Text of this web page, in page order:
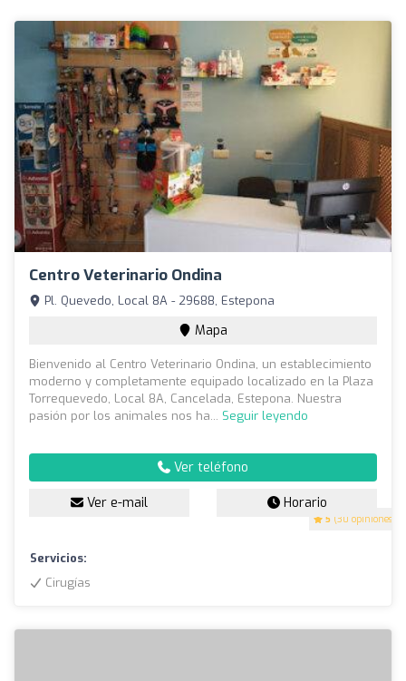
Centro Veterinario Ondina
5 (30 opiniones)
Pl. Quevedo, Local 8A - 29688, Estepona
Mapa
Bienvenido al Centro Veterinario Ondina, un establecimiento
moderno y completamente equipado localizado en la Plaza
Torrequevedo, Local 8A, Cancelada, Estepona. Nuestra
pasión por los animales nos ha... Seguir leyendo
Ver teléfono
Ver e-mail Horario
Servicios:
Cirugías